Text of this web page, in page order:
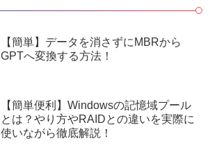
【簡単】データを消さずにMBRから
GPTへ変換する方法！
【簡単便利】Windowsの記憶域プール
とは？やり方やRAIDとの違いを実際に
使いながら徹底解説！